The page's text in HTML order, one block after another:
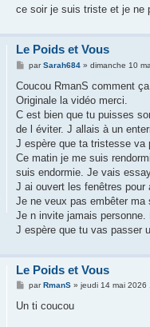
ce soir je suis triste et je ne
Le Poids et Vous
M
s
a
g
parSarah684» dimanche 10
Coucou RmanS comment
Originale la vidéo merci.
C est bien que tu puisses
de l éviter. J allais à un
J espère que ta tristesse va
Ce matin je me suis
suis endormie. Je vais
J ai ouvert les fenêtres pour
Je ne veux pas embêter
Je n invite jamais
J espère que tu vas passer
Le Poids et Vous
M
s
parRmanS» jeudi 14 mai 2026
Un ti coucou